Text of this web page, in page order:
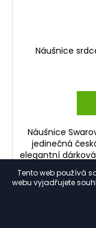
Tento web používá
webu vyjadřujete
Náušnice
Náušnice
jedinečná
elegantní dárková